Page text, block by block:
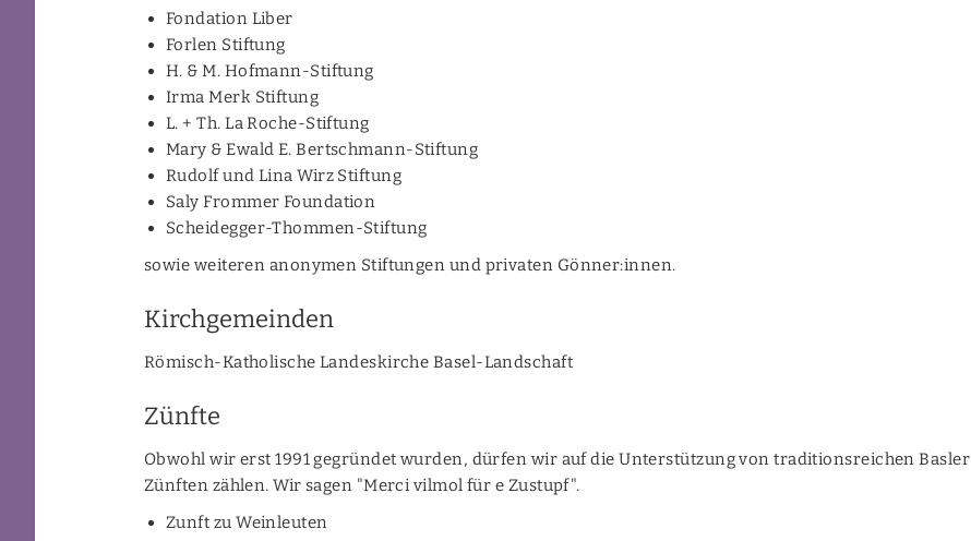
Fondation Liber
Forlen Stiftung
H. & M. Hofmann-Stiftung
Irma Merk Stiftung
L. + Th. La Roche-Stiftung
Mary & Ewald E. Bertschmann-Stiftung
Rudolf und Lina Wirz Stiftung
Saly Frommer Foundation
Scheidegger-Thommen-Stiftung
sowie weiteren anonymen Stiftungen und privaten Gönner:innen.
Kirchgemeinden
Römisch-Katholische Landeskirche Basel-Landschaft
Zünfte
Obwohl wir erst 1991 gegründet wurden, dürfen wir auf die Unterstützung von traditionsreichen Basler
Zünften zählen. Wir sagen "Merci vilmol für e Zustupf".
Zunft zu Weinleuten